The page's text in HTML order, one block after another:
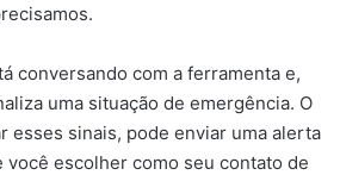
conversando com a ferramenta e,
uma situação de emergência. O
esses sinais, pode enviar uma alerta
você escolher como seu contato de